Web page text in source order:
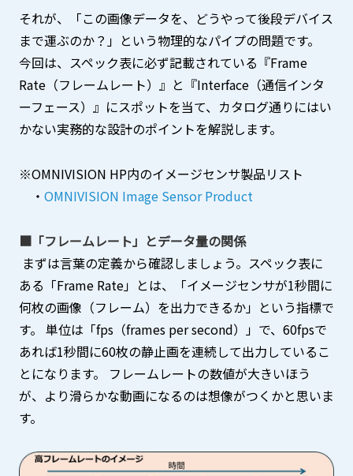
それが、「この画像データを、どうやって後段デバイス
まで運ぶのか？」という物理的なパイプの問題です。
今回は、スペック表に必ず記載されている『Frame
Rate（フレームレート）』と『Interface（通信インタ
ーフェース）』にスポットを当て、カタログ通りにはい
かない実務的な設計のポイントを解説します。
※OMNIVISION HP内のイメージセンサ製品リスト
・ OMNIVISION Image Sensor Product
■「フレームレート」とデータ量の関係
まずは言葉の定義から確認しましょう。スペック表に
ある「Frame Rate」とは、「イメージセンサが1秒間に
何枚の画像（フレーム）を出力できるか」という指標で
す。 単位は「fps（frames per second）」で、60fpsで
あれば1秒間に60枚の静止画を連続して出力しているこ
とになります。 フレームレートの数値が大きいほう
が、より滑らかな動画になるのは想像がつくかと思いま
す。